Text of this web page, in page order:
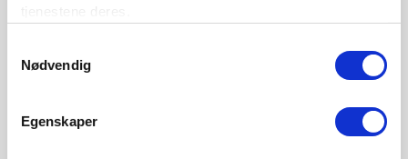
Nødvendig
Egenskaper
Nordisk Forsikringstidsskrift nr. 4/2024
Nordisk Forsikringstidsskrift nr. 1/2024